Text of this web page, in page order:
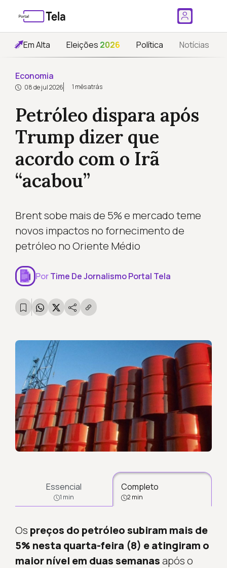
Em Alta Eleições 2026 Política Notícias
Economia
08 de jul 2026 1 mês atrás
Petróleo dispara após
Trump dizer que
acordo com o Irã
“acabou”
Brent sobe mais de 5% e mercado teme
novos impactos no fornecimento de
petróleo no Oriente Médio
PorTime De Jornalismo Portal Tela
Essencial
1 min
Completo
2 min
Os preços do petróleo subiram mais de
5% nesta quarta-feira (8) e atingiram o
maior nível em duas semanasapós o